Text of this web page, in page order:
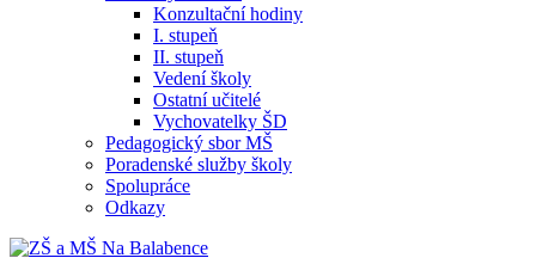
Konzultační hodiny
I. stupeň
II. stupeň
Vedení školy
Ostatní učitelé
Vychovatelky ŠD
Pedagogický sbor MŠ
Poradenské služby školy
Spolupráce
Odkazy